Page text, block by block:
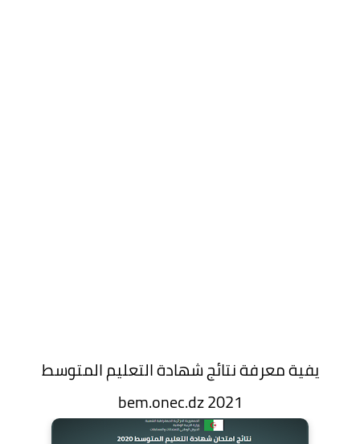
يفية معرفة نتائج شهادة التعليم المتوسط
bem.onec.dz 2021